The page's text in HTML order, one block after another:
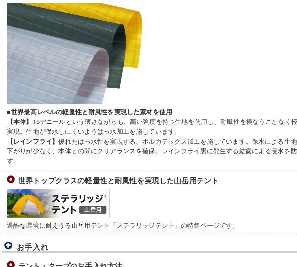
■世界最高レベルの軽量性と耐風性を実現した素材を使用
【本体】 15デニールという薄さながらも、高い強度を持つ生地を使用し、耐風性を損なうことなく
実現。生地が保水しにくいようはっ水加工を施しています。
【レインフライ】優れたはっ水性を実現する、ポルカテックス加工を施しています。保水による生
下がりが少なく、本体との間にクリアランスを確保。レインフライ裏に発生する結露による浸水を
す。
世界トップクラスの軽量性と耐風性を実現した山岳用テント
過酷な環境に耐えうる山岳用テント「ステラリッジテント」の特集ページです。
お手入れ